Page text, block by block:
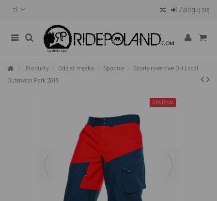
zł Zaloguj się
Produkty Odzież męska Spodnie
Szorty rowerowe DH Local
Outerwear Park 2015
OBNIŻKA!